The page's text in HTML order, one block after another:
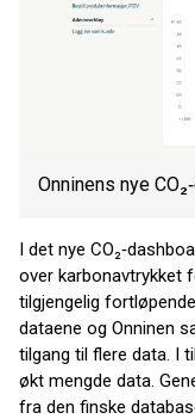
Onninens nye
I det nye
over karbonavtrykket
tilgjengelig
dataene og Onninen
tilgang til flere data. I
økt mengde data.
fra den finske